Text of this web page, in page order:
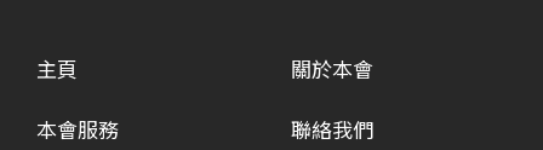
主頁
本會服務
關於本會
聯絡我們